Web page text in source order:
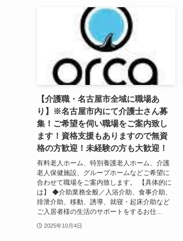
【介護職・名古屋市全域に職場あ
り】※名古屋市内にて介護士さん募
集！ご希望を伺い職場をご案内致し
ます！資格支援もありますので無資
格の方歓迎！未経験の方も大歓迎！
有料老人ホーム、特別養護老人ホーム、介護
老人保健施設、グループホームなどご希望に
合わせて職場をご案内致します。 【具体的に
は】 ◆介助業務全般／入浴介助、食事介助、
排泄介助、移動、誘導、就寝・起床介助など
ご入居者様の生活のサポートをするお仕...
2025年10月4日